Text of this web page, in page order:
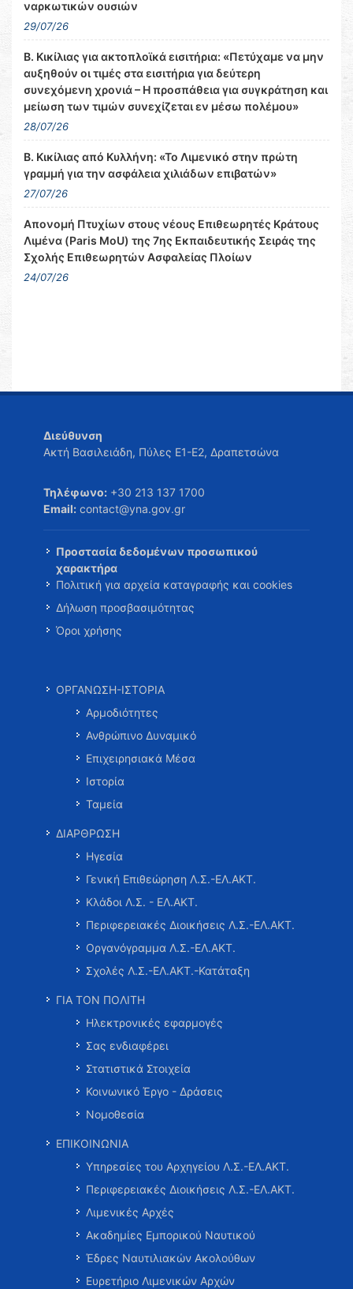
ναρκωτικών ουσιών
29/07/26
Β. Κικίλιας για ακτοπλοϊκά εισιτήρια: «Πετύχαμε να μην
αυξηθούν οι τιμές στα εισιτήρια για δεύτερη
συνεχόμενη χρονιά – Η προσπάθεια για συγκράτηση και
μείωση των τιμών συνεχίζεται εν μέσω πολέμου»
28/07/26
Β. Κικίλιας από Κυλλήνη: «Το Λιμενικό στην πρώτη
γραμμή για την ασφάλεια χιλιάδων επιβατών»
27/07/26
Απονομή Πτυχίων στους νέους Επιθεωρητές Κράτους
Λιμένα (Paris MoU) της 7ης Εκπαιδευτικής Σειράς της
Σχολής Επιθεωρητών Ασφαλείας Πλοίων
24/07/26
Διεύθυνση
Ακτή Βασιλειάδη, Πύλες Ε1-Ε2, Δραπετσώνα
Τηλέφωνο: +30 213 137 1700
Email: contact@yna.gov.gr
Προστασία δεδομένων προσωπικού
χαρακτήρα
Πολιτική για αρχεία καταγραφής και cookies
Δήλωση προσβασιμότητας
Όροι χρήσης
ΟΡΓΑΝΩΣΗ-ΙΣΤΟΡΙΑ
Αρμοδιότητες
Ανθρώπινο Δυναμικό
Επιχειρησιακά Μέσα
Ιστορία
Ταμεία
ΔΙΑΡΘΡΩΣΗ
Ηγεσία
Γενική Επιθεώρηση Λ.Σ.-ΕΛ.ΑΚΤ.
Κλάδοι Λ.Σ. - ΕΛ.ΑΚΤ.
Περιφερειακές Διοικήσεις Λ.Σ.-ΕΛ.ΑΚΤ.
Οργανόγραμμα Λ.Σ.-ΕΛ.ΑΚΤ.
Σχολές Λ.Σ.-ΕΛ.ΑΚΤ.-Κατάταξη
ΓΙΑ ΤΟΝ ΠΟΛΙΤΗ
Ηλεκτρονικές εφαρμογές
Σας ενδιαφέρει
Στατιστικά Στοιχεία
Κοινωνικό Έργο - Δράσεις
Νομοθεσία
ΕΠΙΚΟΙΝΩΝΙΑ
Υπηρεσίες του Αρχηγείου Λ.Σ.-ΕΛ.ΑΚΤ.
Περιφερειακές Διοικήσεις Λ.Σ.-ΕΛ.ΑΚΤ.
Λιμενικές Αρχές
Ακαδημίες Εμπορικού Ναυτικού
Έδρες Ναυτιλιακών Ακολούθων
Ευρετήριο Λιμενικών Αρχών